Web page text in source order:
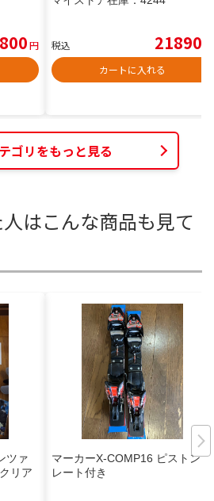
円
税込 21890
カートに入れる
ゴリをもっと見る
はこんな商品も見て
ツァ
リア
マーカーX-COMP16 ピストンプ
レート付き